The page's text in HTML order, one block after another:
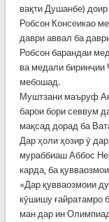
вақти Душанбе)
Робсон Консеикао
даври аввал ба
Робсон барандаи
ва медали биринҷии
мебошад.
Муштзани маъруф
барои бори севвум
мақсад дорад ба
Дар ҳоли ҳозир ӯ
мураббиаш Аббос
карда, ба
«Дар қувваозмоии
кӯшишу ғайратамро
ман дар ин